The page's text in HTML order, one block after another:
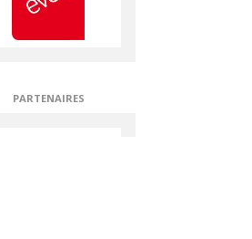
PARTENAIRES